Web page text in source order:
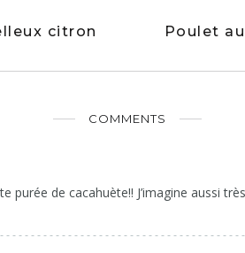
citron
Poulet
COMMENTS
purée de cacahuète!! J’imagine aussi